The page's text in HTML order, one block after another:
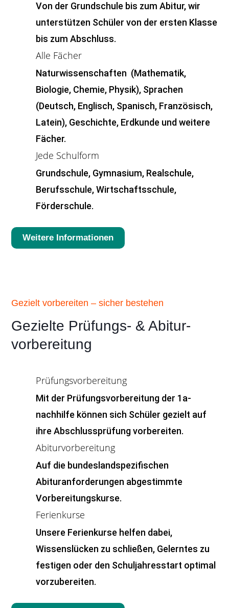
Von der Grundschule bis zum Abitur, wir
unterstützen Schüler von der ersten Klasse
bis zum Abschluss.
Alle Fächer
Naturwissenschaften (Mathematik,
Biologie, Chemie, Physik), Sprachen
(Deutsch, Englisch, Spanisch, Französisch,
Latein), Geschichte, Erdkunde und weitere
Fächer.
Jede Schulform
Grundschule, Gymnasium, Realschule,
Berufsschule, Wirtschaftsschule,
Förderschule.
Weitere Informationen
Gezielt vorbereiten – sicher bestehen
Gezielte Prüfungs- & Abitur-
vorbereitung
Prüfungsvorbereitung
Mit der Prüfungsvorbereitung der 1a-
nachhilfe können sich Schüler gezielt auf
ihre Abschlussprüfung vorbereiten.
Abiturvorbereitung
Auf die bundeslandspezifischen
Abituranforderungen abgestimmte
Vorbereitungskurse.
Ferienkurse
Unsere Ferienkurse helfen dabei,
Wissenslücken zu schließen, Gelerntes zu
festigen oder den Schuljahresstart optimal
vorzubereiten.